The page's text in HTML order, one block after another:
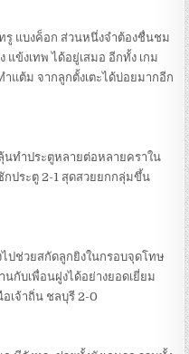
รู แบงค็อก ส่วนหนึ่งจำต้องชื่นชม
ข้งเทพ ได้อยู่เสมอ อีกทั้ง เกม
แต้ม จากลูกตั้งเตะได้บ่อยมากอีก
นทำประตูหลายต่อหลายคราใน
กประตู 2-1 สุดสวยยกกลุ่มขึ้น
ปช่วยสกัดลูกยิงในกรอบจุดโทษ
กับเพื่อนฝูงได้อย่างยอดเยี่ยม
อเจ้าถิ่น ชลบุรี 2-0